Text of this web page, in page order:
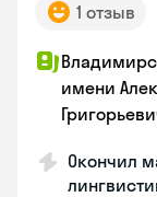
1 отзыв
имени
Окончил